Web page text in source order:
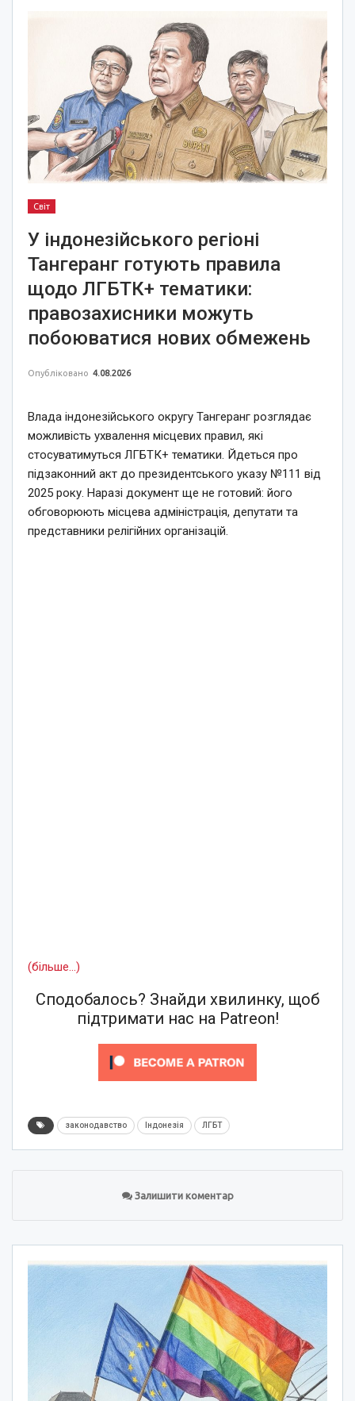
Світ
У індонезійського регіоні
Тангеранг готують правила
щодо ЛГБТК+ тематики:
правозахисники можуть
побоюватися нових обмежень
Опубліковано 4.08.2026
Влада індонезійського округу Тангеранг розглядає
можливість ухвалення місцевих правил, які
стосуватимуться ЛГБТК+ тематики. Йдеться про
підзаконний акт до президентського указу №111 від
2025 року. Наразі документ ще не готовий: його
обговорюють місцева адміністрація, депутати та
представники релігійних організацій.
(більше…)
Сподобалось? Знайди хвилинку, щоб
підтримати нас на Patreon!
законодавство Індонезія ЛГБТ
Залишити коментар